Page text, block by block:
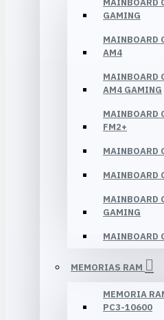
MAINBOARD
GAMING
MAINBOARD
AM4
MAINBOARD
AM4 GAMING
MAINBOARD
FM2+
MAINBOARD
MAINBOARD
MAINBOARD
GAMING
MAINBOARD
MEMORIAS RAM
MEMORIA
PC3-10600